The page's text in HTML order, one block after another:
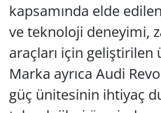
kapsamında elde
ve teknoloji deneyimi,
araçları için geliştirilen
Marka ayrıca Audi
güç ünitesinin ihtiyaç